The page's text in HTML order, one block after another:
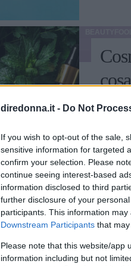
diredonna.it - Do Not
If you wish to opt-out of the sale,
sensitive information for targeted
confirm your selection. Please
continue seeing interest-based
information disclosed to third
further disclosure of your
participants. This information
Downstream Participants that
Please note that this website/app
information including but not
Dal
ecco
STEFANIA